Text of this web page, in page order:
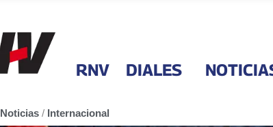
RNV DIALES
Noticias / Internacional